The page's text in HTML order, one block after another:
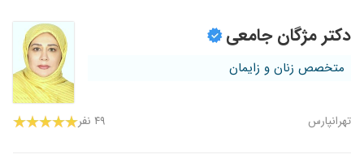
دکتر مژگان جامعی
متخصص زنان و زایمان
تهرانپارس ۴۹ نفر